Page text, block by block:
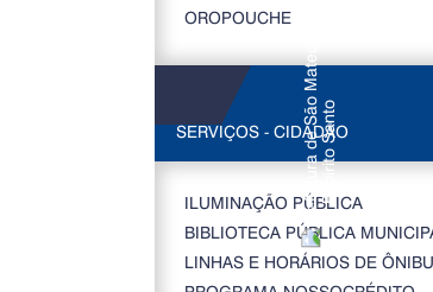
OROPOUCHE
SERVIÇOS - CIDADÃO
ILUMINAÇÃO PÚBLICA
BIBLIOTECA PÚBLICA
LINHAS E HORÁRIOS DE